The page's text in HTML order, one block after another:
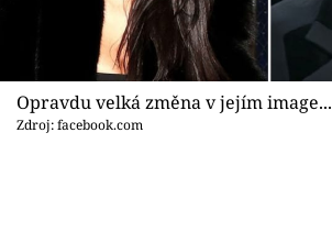
Showbyznys
Youtubeři
Virály
Opravdu velká změna v jejím image...
Zdroj: facebook.com